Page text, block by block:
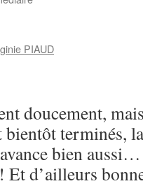
PIAUD
doucement,
terminés,
bien
Et d’ailleurs